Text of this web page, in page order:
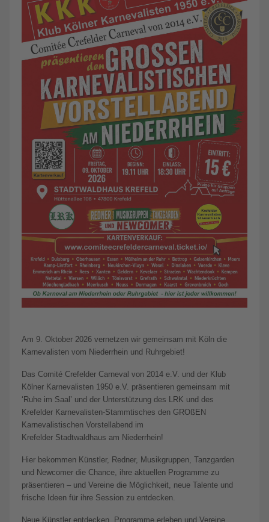
Am 9. Oktober 2026 vernetzen wir gemeinsam mit Köln die
Karnevalisten vom Niederrhein und Ruhrgebiet!
Das Comité Crefelder Carneval von 2014 e.V. und der Klub
Kölner Karnevalisten 1950 e.V. präsentieren gemeinsam mit
‘Ruhe im Saal’ und der Unterstützung des LRK und des
Krefelder Karnevalisten-Stammtisches den GROßEN
Karnevalistischen Vorstellabend im
Krefelder Stadtwaldhaus am Niederrhein!
Hier bekommen Künstler, Redner, Musikgruppen, Tanzgarden
und Newcomer die Chance, ihre aktuellen Programme zu
präsentieren – und Vereine die Möglichkeit, neue Talente und
frische Ideen für ihre Session zu entdecken.
Neue Künstler entdecken, Programme erleben und Vereine